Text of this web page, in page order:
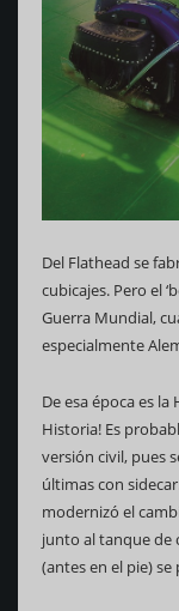
Del Flathead se
cubicajes. Pero el
Guerra Mundial,
especialmente
De esa época es
Historia! Es
versión civil, pues
últimas con
modernizó el
junto al tanque de
(antes en el pie)